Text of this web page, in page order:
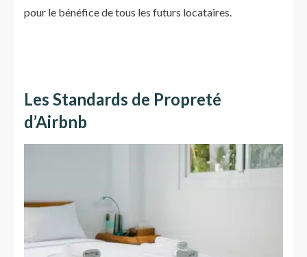
pour le bénéfice de tous les futurs locataires.
Les Standards de Propreté
d’Airbnb